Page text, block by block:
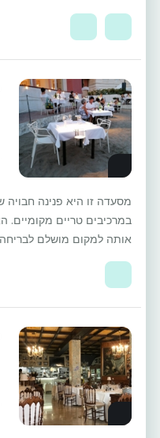
מסעדה זו היא פנינה
במרכיבים טריים מקומיים.
אותה למקום מושלם